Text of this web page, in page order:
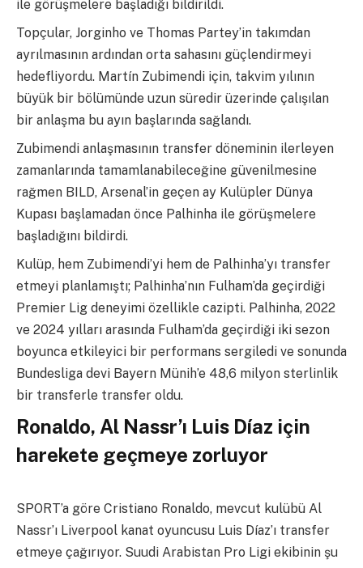
ile görüşmelere başladığı bildirildi.
Topçular, Jorginho ve Thomas Partey’in takımdan
ayrılmasının ardından orta sahasını güçlendirmeyi
hedefliyordu. Martín Zubimendi için, takvim yılının
büyük bir bölümünde uzun süredir üzerinde çalışılan
bir anlaşma bu ayın başlarında sağlandı.
Zubimendi anlaşmasının transfer döneminin ilerleyen
zamanlarında tamamlanabileceğine güvenilmesine
rağmen BILD, Arsenal’in geçen ay Kulüpler Dünya
Kupası başlamadan önce Palhinha ile görüşmelere
başladığını bildirdi.
Kulüp, hem Zubimendi’yi hem de Palhinha’yı transfer
etmeyi planlamıştı; Palhinha’nın Fulham’da geçirdiği
Premier Lig deneyimi özellikle cazipti. Palhinha, 2022
ve 2024 yılları arasında Fulham’da geçirdiği iki sezon
boyunca etkileyici bir performans sergiledi ve sonunda
Bundesliga devi Bayern Münih’e 48,6 milyon sterlinlik
bir transferle transfer oldu.
Ronaldo, Al Nassr’ı Luis Díaz için
harekete geçmeye zorluyor
SPORT’a göre Cristiano Ronaldo, mevcut kulübü Al
Nassr’ı Liverpool kanat oyuncusu Luis Díaz’ı transfer
etmeye çağırıyor. Suudi Arabistan Pro Ligi ekibinin şu